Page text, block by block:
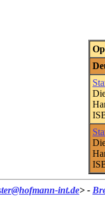
int.de> -